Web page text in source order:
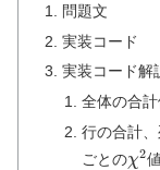
問題文
実装コード
実装コード解
全体の合
行の合計
ごとの
2